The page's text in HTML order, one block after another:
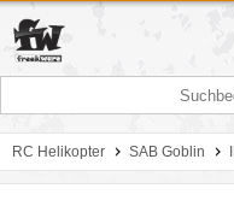
RC Helikopter SAB Goblin